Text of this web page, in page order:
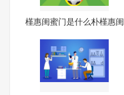
槿惠闺蜜门是什么朴槿惠闺